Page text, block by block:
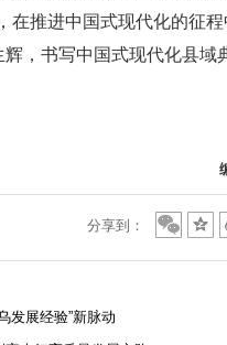
在推进中国式现代化的征
，书写中国式现代化县域
分享到：
展经验”新脉动